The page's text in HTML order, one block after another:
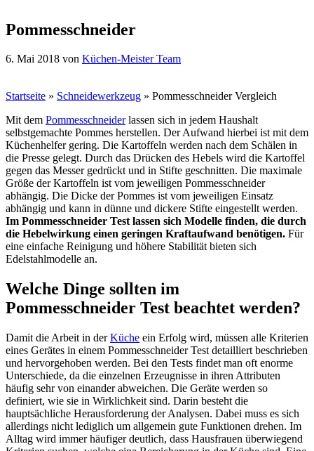
Pommesschneider
6. Mai 2018 von Küchen-Meister Team
Startseite » Schneidewerkzeug » Pommesschneider Vergleich
Mit dem Pommesschneiderlassen sich in jedem Haushalt
selbstgemachte Pommes herstellen. Der Aufwand hierbei ist mit dem
Küchenhelfer gering. Die Kartoffeln werden nach dem Schälen in
die Presse gelegt. Durch das Drücken des Hebels wird die Kartoffel
gegen das Messer gedrückt und in Stifte geschnitten. Die maximale
Größe der Kartoffeln ist vom jeweiligen Pommesschneider
abhängig. Die Dicke der Pommes ist vom jeweiligen Einsatz
abhängig und kann in dünne und dickere Stifte eingestellt werden.
Im Pommesschneider Test lassen sich Modelle finden, die durch
die Hebelwirkung einen geringen Kraftaufwand benötigen. Für
eine einfache Reinigung und höhere Stabilität bieten sich
Edelstahlmodelle an.
Welche Dinge sollten im
Pommesschneider Test beachtet werden?
Damit die Arbeit in derKüche ein Erfolg wird, müssen alle Kriterien
eines Gerätes in einem Pommesschneider Test detailliert beschrieben
und hervorgehoben werden. Bei den Tests findet man oft enorme
Unterschiede, da die einzelnen Erzeugnisse in ihren Attributen
häufig sehr von einander abweichen. Die Geräte werden so
definiert, wie sie in Wirklichkeit sind. Darin besteht die
hauptsächliche Herausforderung der Analysen. Dabei muss es sich
allerdings nicht lediglich um allgemein gute Funktionen drehen. Im
Alltag wird immer häufiger deutlich, dass Hausfrauen überwiegend